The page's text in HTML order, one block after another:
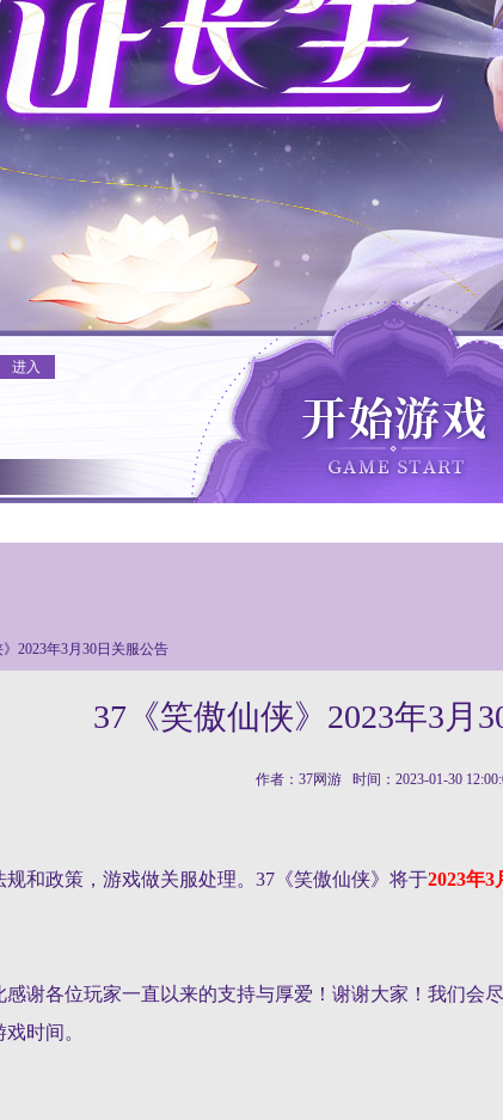
进入
2023年3月30日关服公告
37《笑傲仙侠》2023年3月
作者：37网游 时间：2023-01-30
和政策，游戏做关服处理。37《笑傲仙侠》将于2023年3
感谢各位玩家一直以来的支持与厚爱！谢谢大家！我们会
时间。